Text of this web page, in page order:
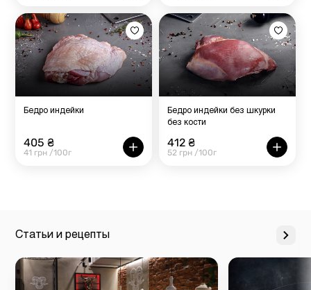
Бедро индейки
405 ₴
41 грн /100г
Бедро индейки без шкурки
без кости
412 ₴
52 грн /100г
Статьи и рецепты